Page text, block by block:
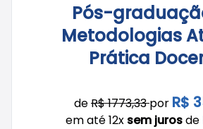
Pós-
Metodologias
Prática
deR$ 1773,33por R$
em até 12x sem jurosde